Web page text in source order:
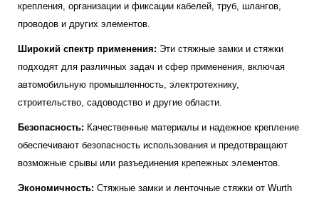
крепления, организации и фиксации кабелей, труб, шлангов,
проводов и других элементов.
Широкий спектр применения: Эти стяжные замки и стяжки
подходят для различных задач и сфер применения, включая
автомобильную промышленность, электротехнику,
строительство, садоводство и другие области.
Безопасность: Качественные материалы и надежное крепление
обеспечивают безопасность использования и предотвращают
возможные срывы или разъединения крепежных элементов.
Экономичность: Стяжные замки и ленточные стяжки от Wurth